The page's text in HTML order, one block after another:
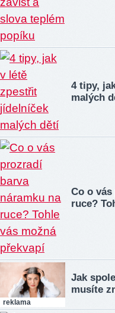
4 tipy,
malých
Co o
ruce?
reklama
Jak
musíte